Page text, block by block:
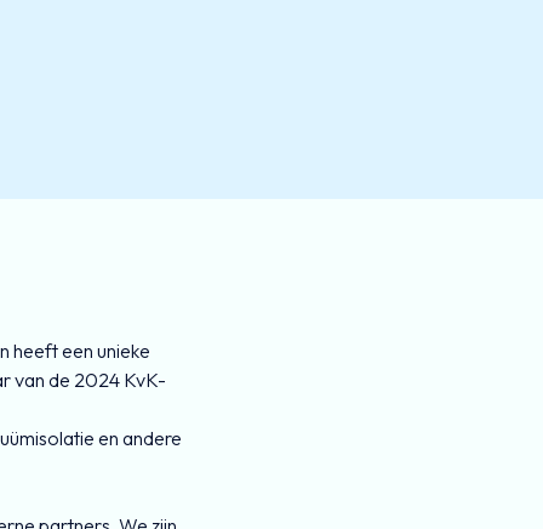
heeft een unieke
van de 2024 KvK-
en andere